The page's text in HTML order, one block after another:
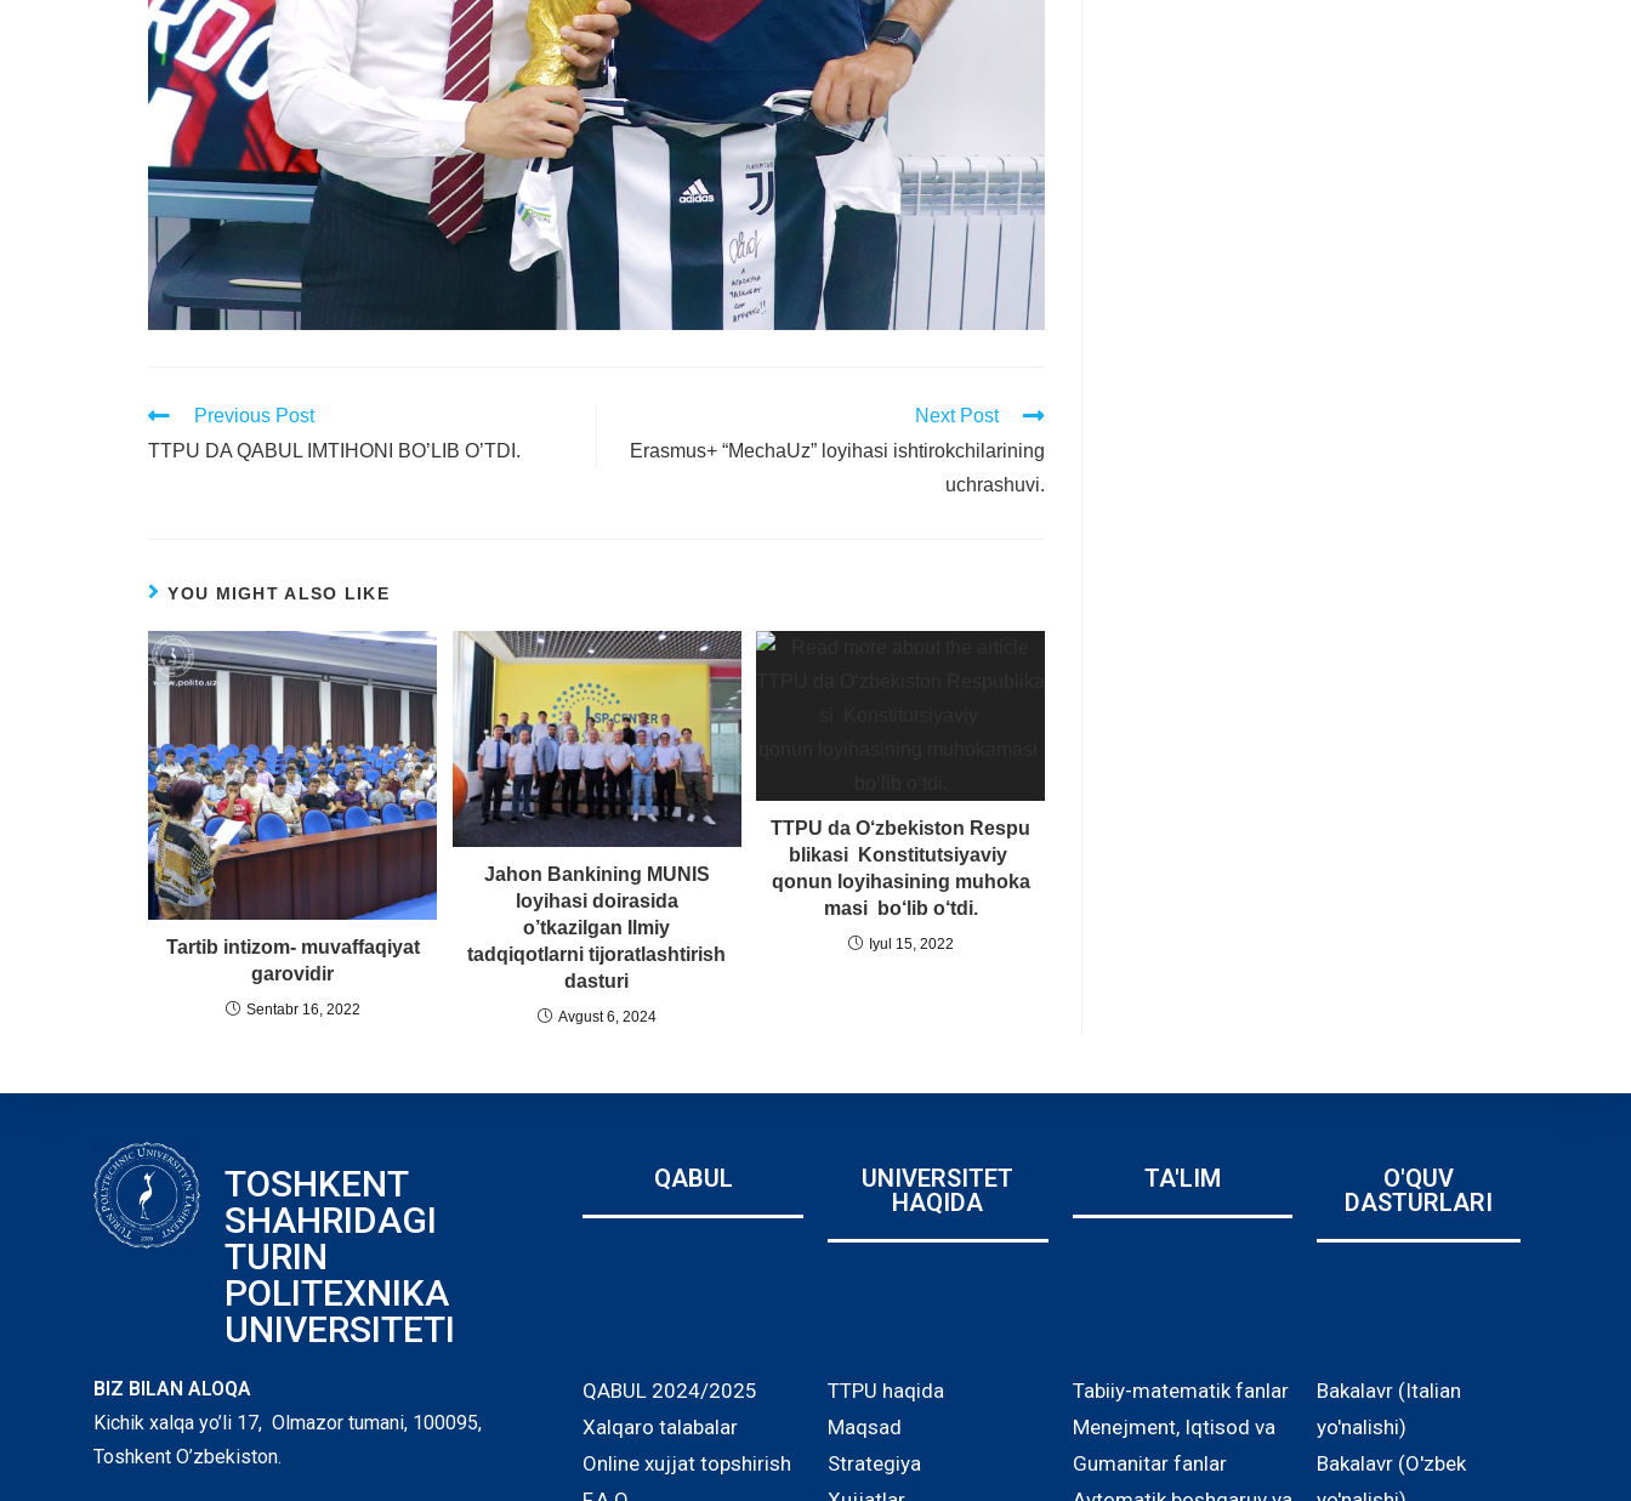
Previous Post
TTPU DA QABUL IMTIHONI BO’LIB O’TDI.
Next Post
Erasmus+ “MechaUz” loyihasi ishtirokchilarining
uchrashuvi.
YOU MIGHT ALSO LIKE
Tartib intizom- muvaffaqiyat
garovidir
Sentabr 16, 2022
Jahon Bankining MUNIS
loyihasi doirasida
o’tkazilgan Ilmiy
tadqiqotlarni tijoratlashtirish
dasturi
Avgust 6, 2024
TTPU da O‘zbekiston Respu
blikasi Konstitutsiyaviy
qonun loyihasining muhoka
masi bo‘lib o‘tdi.
Iyul 15, 2022
TOSHKENT
SHAHRIDAGI
TURIN
POLITEXNIKA
UNIVERSITETI
QABUL
UNIVERSITET
HAQIDA
TA'LIM
O'QUV
DASTURLARI
BIZ BILAN ALOQA
Kichik xalqa yo’li 17, Olmazor tumani, 100095,
Toshkent O’zbekiston.
QABUL 2024/2025
Xalqaro talabalar
Online xujjat topshirish
TTPU haqida
Maqsad
Strategiya
Tabiiy-matematik fanlar
Menejment, Iqtisod va
Gumanitar fanlar
Bakalavr (Italian
yo'nalishi)
Bakalavr (O'zbek